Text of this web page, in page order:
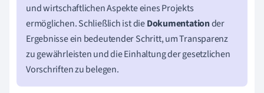
und wirtschaftlichen Aspekte eines Projekts
ermöglichen. Schließlich ist dieDokumentationder
Ergebnisse ein bedeutender Schritt, um Transparenz
zu gewährleisten und die Einhaltung der gesetzlichen
Vorschriften zu belegen.